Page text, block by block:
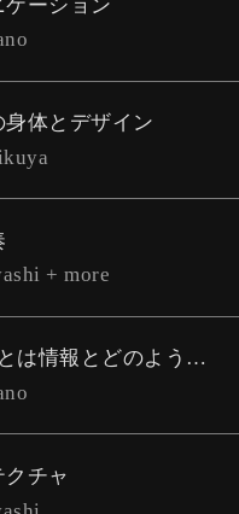
ーション
体とデザイン
+ more
意識が探る環境 ― ひとは情報とどのように出会うのか
チャ